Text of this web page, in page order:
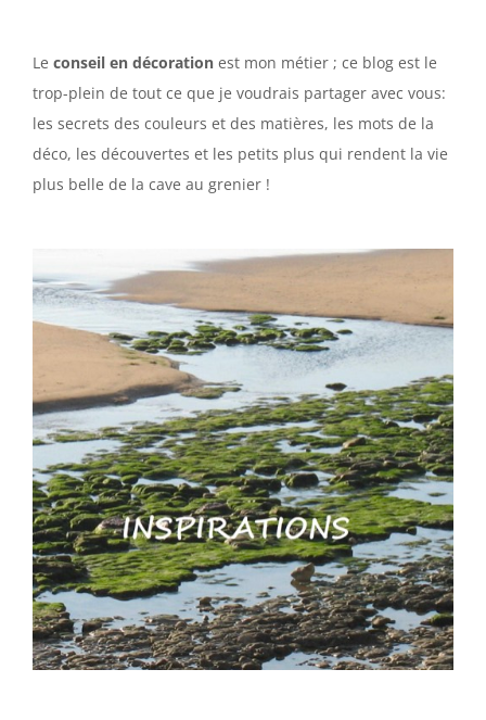
Le conseil en décoration est mon métier ; ce blog est le
trop-plein de tout ce que je voudrais partager avec vous:
les secrets des couleurs et des matières, les mots de la
déco, les découvertes et les petits plus qui rendent la vie
plus belle de la cave au grenier !